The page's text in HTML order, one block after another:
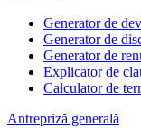
Generator de
Generator de
Generator de
Explicator de
Calculator de
Antrepriză generală